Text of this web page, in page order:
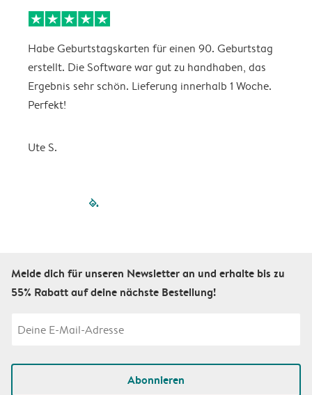
Habe Geburtstagskarten für einen 90. Geburtstag
erstellt. Die Software war gut zu handhaben, das
Ergebnis sehr schön. Lieferung innerhalb 1 Woche.
Perfekt!
Ute S.
filled-pagination
Melde dich für unseren Newsletter an und erhalte bis zu
55% Rabatt auf deine nächste Bestellung!
Abonnieren